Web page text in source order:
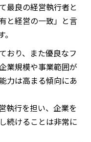
最良の経営執行者と
と経営の一致」と言
おり、また優良なフ
業規模や事業範囲が
力は高まる傾向にあ
執行を担い、企業を
続けることは非常に